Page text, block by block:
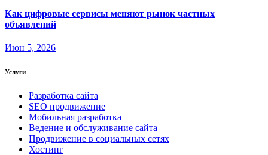
Как цифровые сервисы меняют рынок частных
объявлений
Июн 5, 2026
Услуги
Разработка сайта
SEO продвижение
Мобильная разработка
Ведение и обслуживание сайта
Продвижение в социальных сетях
Хостинг